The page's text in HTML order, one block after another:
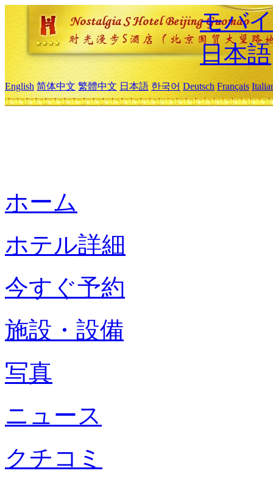
モバ
日本語
English 简体中文 繁體中文 日本語 한국어 Deutsch Français
ホーム
ホテル詳細
今すぐ予約
施設・設備
写真
ニュース
クチコミ